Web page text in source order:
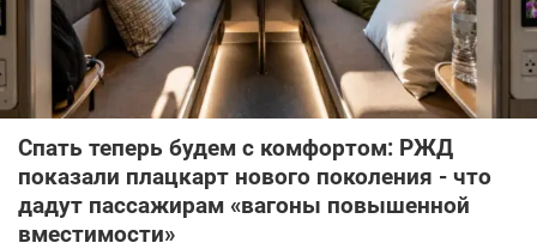
Спать теперь будем с комфортом: РЖД
показали плацкарт нового поколения - что
дадут пассажирам «вагоны повышенной
вместимости»